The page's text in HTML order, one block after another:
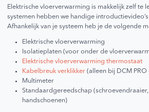
Elektrische vloerverwarming is makkelijk zelf te
systemen hebben we handige
Afhankelijk van je systeem heb je de volgende
Elektrische vloerverwarming
Isolatieplaten (voor onder de
Elektrische vloerverwarming thermostaat
Kabelbreuk verklikker (alleen bij DCM
Multimeter
Standaardgereedschap
handschoenen)